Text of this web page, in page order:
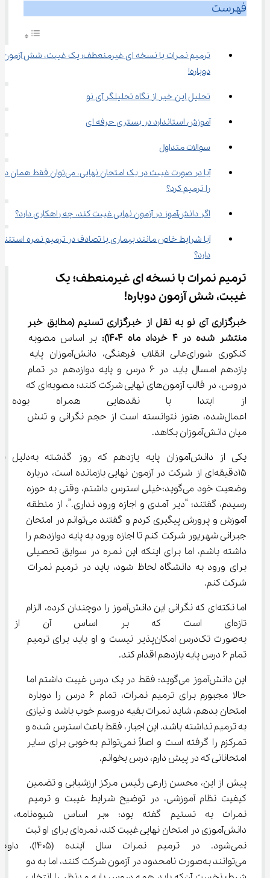
فهرست
ترمیم نمرات با نسخه ای غیرمنعطف؛ یک غیبت، شش آزمون
دوباره!
تحلیل این خبر از نگاه تحلیلگر آی نو
آموزش استاندارد در بستری حرفه ای
سوالات متداول
آیا در صورت غیبت در یک امتحان نهایی، می‌توان
را ترمیم کرد؟
اگر دانش‌آموز در آزمون نهایی غیبت کند، چه راهکاری دارد؟
آیا شرایط خاص مانند بیماری یا تصادف در ترمیم نمره استثنا
دارد؟
ترمیم نمرات با نسخه ای غیرمنعطف؛ یک
غیبت، شش آزمون دوباره!
خبرگزاری آی نو به نقل از خبرگزاری تسنیم (مطابق خبر
منتشر شده در 4 خرداد ماه 1404):
بر اساس مصوبه
کنکوری شورای‌عالی انقلاب فرهنگی، دانش‌آموزان پایه
یازدهم امسال باید در 6 درس و پایه دوازدهم در تمام
دروس، در قالب آزمون‌های نهایی شرکت کنند؛ مصوبه‌ای که
از ابتدا با نقدهایی همراه
اعمال‌شده، هنوز نتوانسته است از حجم نگرانی و تنش
میان دانش‌آموزان بکاهد.
یکی از دانش‌آموزان پایه یازدهم
15دقیقه‌ای از شرکت در آزمون نهایی بازمانده است، درباره
وضعیت خود می‌گوید:خیلی استرس داشتم، وقتی به حوزه
رسیدم، گفتند؛ “دیر آمدی و اجازه ورود نداری.”، از منطقه
آموزش‌ و پرورش پیگیری کردم و گفتند می‌توانم در امتحان
جبرانی شهریور شرکت کنم تا اجازه ورود به پایه دوازدهم را
داشته باشم، اما برای اینکه این نمره در سوابق تحصیلی
برای ورود به دانشگاه لحاظ شود، باید در ترمیم نمرات
شرکت کنم.
اما نکته‌ای که نگرانی این دانش‌آموز را دوچندان کرده، الزام
تازه‌ای است که بر اساس آن از
به‌صورت تک‌درس امکان‌پذیر نیست و او باید برای ترمیم
تمام 6 درس پایه یازدهم اقدام کند.
این دانش‌آموز می‌گوید: فقط در یک درس غیبت داشتم اما
حالا مجبورم برای ترمیم نمرات، تمام 6 درس را دوباره
امتحان بدهم، شاید نمرات بقیه دروسم خوب باشد و نیازی
به ترمیم نداشته باشد. این اجبار، فقط باعث استرس شده و
تمرکزم را گرفته است و اصلاً نمی‌توانم به‌خوبی برای سایر
امتحانانی که در پیش دارم، درس بخوانم.
پیش از این، محسن زارعی رئیس مرکز ارزشیابی و تضمین
کیفیت نظام آموزشی، در توضیح شرایط غیبت و ترمیم
نمرات به تسنیم گفته بود: «بر اساس
دانش‌آموزی در امتحان نهایی غیبت کند، نمره‌ای برای او ثبت
نمی‌شود. در ترمیم نمرات سال
می‌توانند به‌صورت نامحدود در آزمون شرکت کنند، اما به دو